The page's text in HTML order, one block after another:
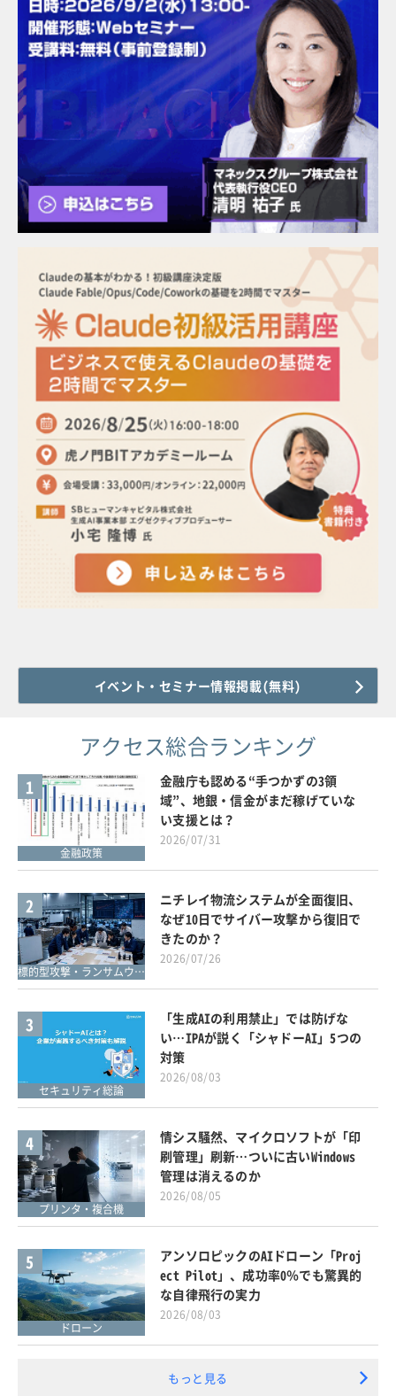
イベント・セミナー情報掲載(無料)
アクセス総合ランキング
1
金融政策
金融庁も認める“手つかずの3領
域”、地銀・信金がまだ稼げていな
い支援とは？
2026/07/31
2
標的型攻撃・ランサムウェア対策
ニチレイ物流システムが全面復旧、
なぜ10日でサイバー攻撃から復旧で
きたのか？
2026/07/26
3
セキュリティ総論
「生成AIの利用禁止」では防げな
い…IPAが説く「シャドーAI」5つの
対策
2026/08/03
4
プリンタ・複合機
情シス騒然、マイクロソフトが「印
刷管理」刷新…ついに古いWindows
管理は消えるのか
2026/08/05
5
ドローン
アンソロピックのAIドローン「Proj
ect Pilot」、成功率0％でも驚異的
な自律飛行の実力
2026/08/03
もっと見る